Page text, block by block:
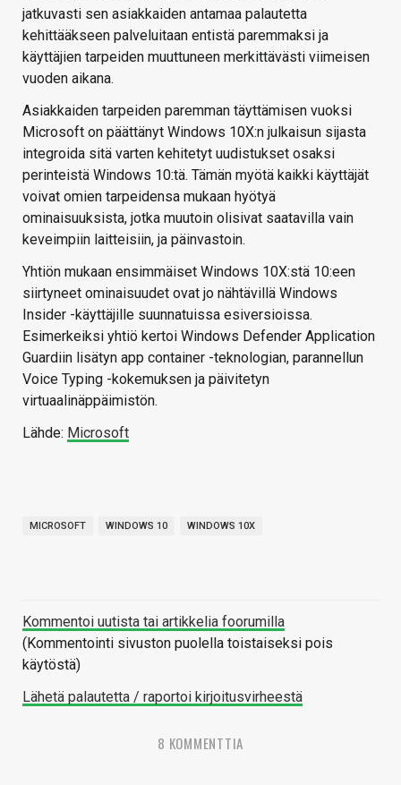
jatkuvasti sen asiakkaiden antamaa palautetta
kehittääkseen palveluitaan entistä paremmaksi ja
käyttäjien tarpeiden muuttuneen merkittävästi viimeisen
vuoden aikana.
Asiakkaiden tarpeiden paremman täyttämisen vuoksi
Microsoft on päättänyt Windows 10X:n julkaisun sijasta
integroida sitä varten kehitetyt uudistukset osaksi
perinteistä Windows 10:tä. Tämän myötä kaikki käyttäjät
voivat omien tarpeidensa mukaan hyötyä
ominaisuuksista, jotka muutoin olisivat saatavilla vain
keveimpiin laitteisiin, ja päinvastoin.
Yhtiön mukaan ensimmäiset Windows 10X:stä 10:een
siirtyneet ominaisuudet ovat jo nähtävillä Windows
Insider -käyttäjille suunnatuissa esiversioissa.
Esimerkeiksi yhtiö kertoi Windows Defender Application
Guardiin lisätyn app container -teknologian, parannellun
Voice Typing -kokemuksen ja päivitetyn
virtuaalinäppäimistön.
Lähde: Microsoft
MICROSOFT WINDOWS 10 WINDOWS 10X
Kommentoi uutista tai artikkelia foorumilla
(Kommentointi sivuston puolella toistaiseksi pois
käytöstä)
Lähetä palautetta / raportoi kirjoitusvirheestä
8 KOMMENTTIA